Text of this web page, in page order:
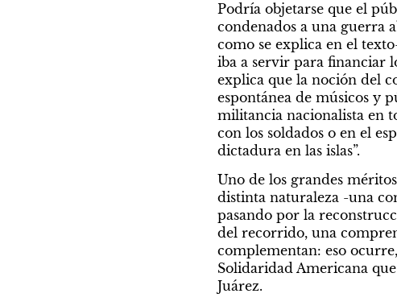
Podría objetarse que el
condenados a una guerra
como se explica en el
iba a servir para financiar
explica que la noción del
espontánea de músicos y
militancia nacionalista en
con los soldados o en el
dictadura en las islas”.
Uno de los grandes
distinta naturaleza -una
pasando por la
del recorrido, una
complementan: eso
Solidaridad Americana
Juárez.